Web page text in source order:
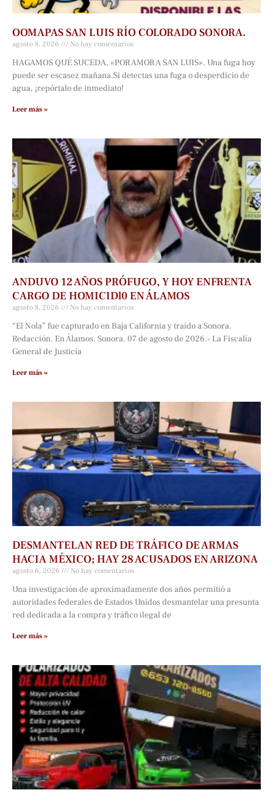
OOMAPAS SAN LUIS RÍO COLORADO SONORA.
agosto 8, 2026 No hay comentarios
HAGAMOS QUÉ SUCEDA, «POR AMOR A SAN LUIS». Una fuga hoy
puede ser escasez mañana.Si detectas una fuga o desperdicio de
agua, ¡repórtalo de inmediato!
Leer más »
ANDUVO 12 AÑOS PRÓFUGO, Y HOY ENFRENTA
CARGO DE HOMICIDl0 EN ÁLAMOS
agosto 8, 2026 No hay comentarios
“El Nola” fue capturado en Baja California y traído a Sonora.
Redacción. En Álamos, Sonora. 07 de agosto de 2026.- La Fiscalía
General de Justicia
Leer más »
DESMANTELAN RED DE TRÁFICO DE ARMAS
HACIA MÉXICO; HAY 28 ACUSADOS EN ARIZONA
agosto 6, 2026 No hay comentarios
Una investigación de aproximadamente dos años permitió a
autoridades federales de Estados Unidos desmantelar una presunta
red dedicada a la compra y tráfico ilegal de
Leer más »